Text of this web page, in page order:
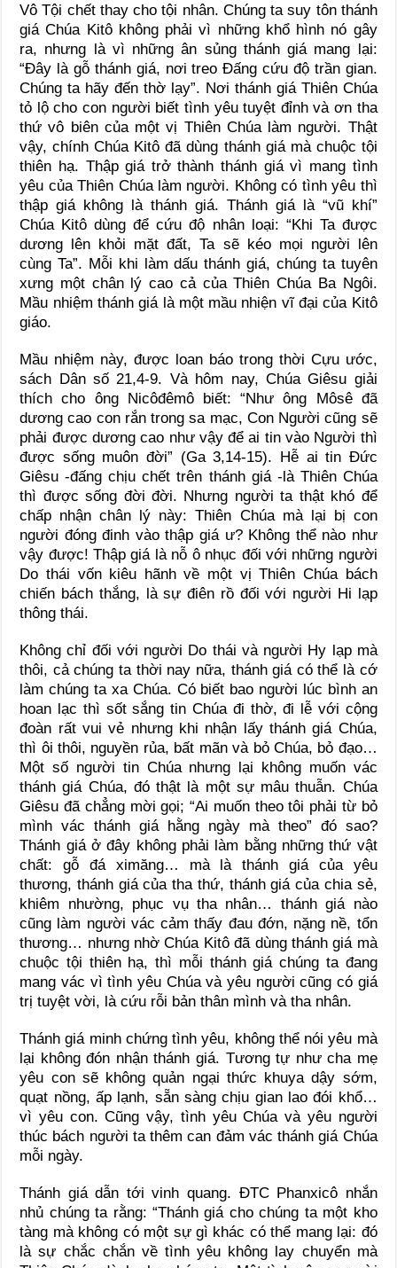
Vô Tội chết thay cho tội nhân. Chúng ta suy tôn thánh
giá Chúa Kitô không phải vì những khổ hình nó gây
ra, nhưng là vì những ân sủng thánh giá mang lại:
“Đây là gỗ thánh giá, nơi treo Đấng cứu độ trần gian.
Chúng ta hãy đến thờ lạy”. Nơi thánh giá Thiên Chúa
tỏ lộ cho con người biết tình yêu tuyệt đỉnh và ơn tha
thứ vô biên của một vị Thiên Chúa làm người. Thật
vậy, chính Chúa Kitô đã dùng thánh giá mà chuộc tội
thiên hạ. Thập giá trở thành thánh giá vì mang tình
yêu của Thiên Chúa làm người. Không có tình yêu thì
thập giá không là thánh giá. Thánh giá là “vũ khí”
Chúa Kitô dùng để cứu độ nhân loại: “Khi Ta được
dương lên khỏi mặt đất, Ta sẽ kéo mọi người lên
cùng Ta”. Mỗi khi làm dấu thánh giá, chúng ta tuyên
xưng một chân lý cao cả của Thiên Chúa Ba Ngôi.
Mầu nhiệm thánh giá là một mầu nhiện vĩ đại của Kitô
giáo.
Mầu nhiệm này, được loan báo trong thời Cựu ước,
sách Dân số 21,4-9. Và hôm nay, Chúa Giêsu giải
thích cho ông Nicôđêmô biết: “Như ông Môsê đã
dương cao con rắn trong sa mạc, Con Người cũng sẽ
phải được dương cao như vậy để ai tin vào Người thì
được sống muôn đời” (Ga 3,14-15). Hễ ai tin Đức
Giêsu -đấng chịu chết trên thánh giá -là Thiên Chúa
thì được sống đời đời. Nhưng người ta thật khó để
chấp nhận chân lý này: Thiên Chúa mà lại bị con
người đóng đinh vào thập giá ư? Không thể nào như
vậy được! Thập giá là nỗ ô nhục đối với những người
Do thái vốn kiêu hãnh về một vị Thiên Chúa bách
chiến bách thắng, là sự điên rồ đối với người Hi lạp
thông thái.
Không chỉ đối với người Do thái và người Hy lạp mà
thôi, cả chúng ta thời nay nữa, thánh giá có thể là cớ
làm chúng ta xa Chúa. Có biết bao người lúc bình an
hoan lạc thì sốt sắng tin Chúa đi thờ, đi lễ với cộng
đoàn rất vui vẻ nhưng khi nhận lấy thánh giá Chúa,
thì ôi thôi, nguyền rủa, bất mãn và bỏ Chúa, bỏ đạo…
Một số người tin Chúa nhưng lại không muốn vác
thánh giá Chúa, đó thật là một sự mâu thuẫn. Chúa
Giêsu đã chẳng mời gọi; “Ai muốn theo tôi phải từ bỏ
mình vác thánh giá hằng ngày mà theo” đó sao?
Thánh giá ở đây không phải làm bằng những thứ vật
chất: gỗ đá ximăng… mà là thánh giá của yêu
thương, thánh giá của tha thứ, thánh giá của chia sẻ,
khiêm nhường, phục vụ tha nhân… thánh giá nào
cũng làm người vác cảm thấy đau đớn, nặng nề, tổn
thương… nhưng nhờ Chúa Kitô đã dùng thánh giá mà
chuộc tội thiên hạ, thì mỗi thánh giá chúng ta đang
mang vác vì tình yêu Chúa và yêu người cũng có giá
trị tuyệt vời, là cứu rỗi bản thân mình và tha nhân.
Thánh giá minh chứng tình yêu, không thể nói yêu mà
lại không đón nhận thánh giá. Tương tự như cha mẹ
yêu con sẽ không quản ngại thức khuya dậy sớm,
quạt nồng, ấp lạnh, sẵn sàng chịu gian lao đói khổ…
vì yêu con. Cũng vậy, tình yêu Chúa và yêu người
thúc bách người ta thêm can đảm vác thánh giá Chúa
mỗi ngày.
Thánh giá dẫn tới vinh quang. ĐTC Phanxicô nhắn
nhủ chúng ta rằng: “Thánh giá cho chúng ta một kho
tàng mà không có một sự gì khác có thể mang lại: đó
là sự chắc chắn về tình yêu không lay chuyển mà